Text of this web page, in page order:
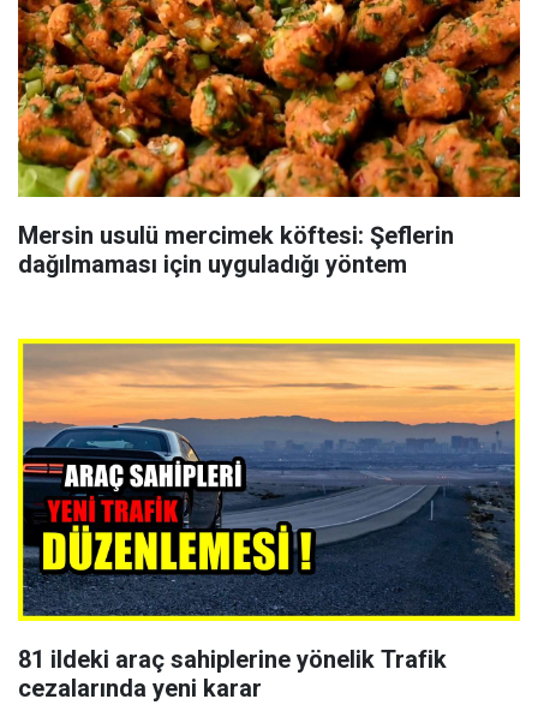
Mersin usulü mercimek köftesi: Şeflerin
dağılmaması için uyguladığı yöntem
81 ildeki araç sahiplerine yönelik Trafik
cezalarında yeni karar